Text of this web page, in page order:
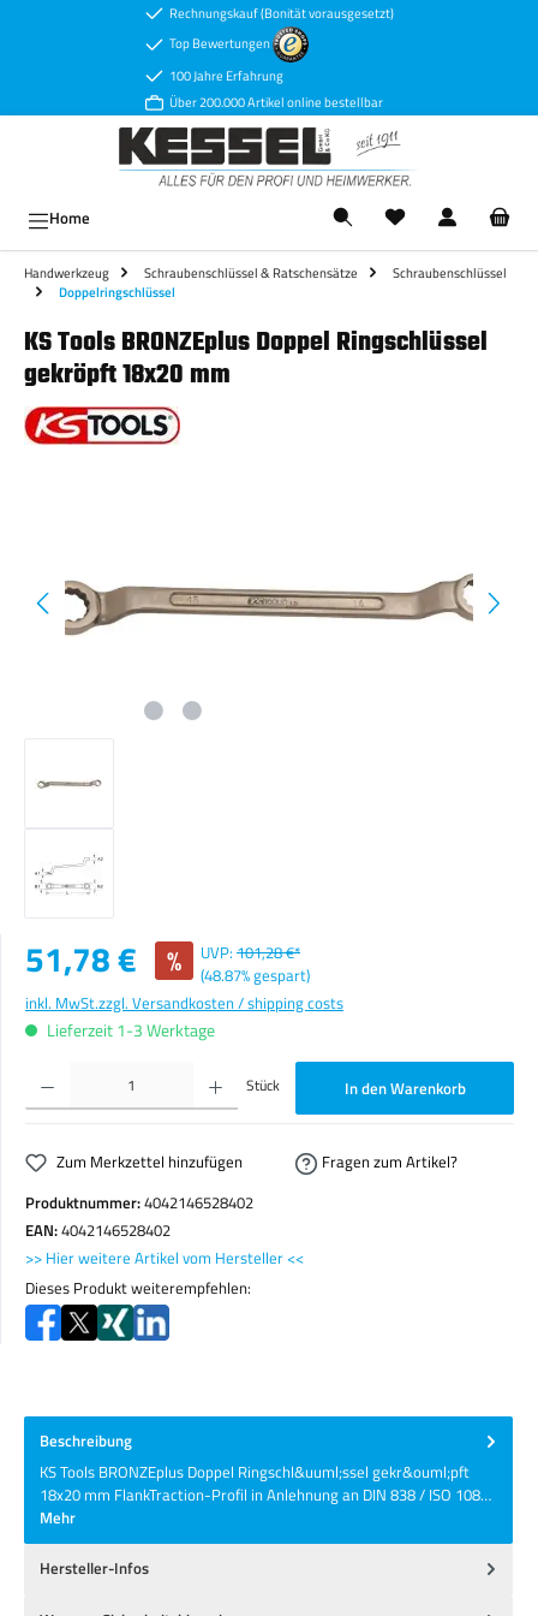
Zum Hauptinhalt springenRechnungskauf (Bonität vorausgesetzt)
Top Bewertungen
100 Jahre Erfahrung
Über 200.000 Artikel online bestellbar
Home
Handwerkzeug Schraubenschlüssel & Ratschensätze
Schraubenschlüssel
Doppelringschlüssel
KS Tools BRONZEplus Doppel Ringschlüssel
gekröpft 18x20 mm
Verkaufspreis:
51,78 € % UVP: 101,28 €*
(48.87% gespart)
inkl. MwSt.zzgl. Versandkosten / shipping costs
Lieferzeit 1-3 Werktage
Produkt Anzahl: Gib den gewünschten Wert ein oder benutze die Schaltflächen um die Anzahl zu
Stück In den Warenkorb
Zum Merkzettel hinzufügen
Fragen zum Artikel?
Produktnummer:4042146528402
EAN:4042146528402
>> Hier weitere Artikel vom Hersteller <<
Dieses Produkt weiterempfehlen:
Beschreibung
KS Tools BRONZEplus Doppel Ringschl&uuml;ssel gekr&ouml;pft
18x20 mm FlankTraction-Profil in Anlehnung an DIN 838 / ISO 108…
Mehr
Hersteller-Infos